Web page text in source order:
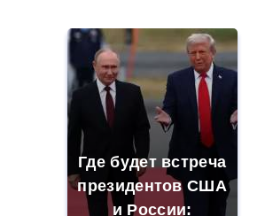
Где будет встреча
президентов США
и России: